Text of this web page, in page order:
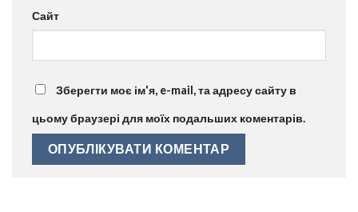
Сайт
Зберегти моє ім'я, e-mail, та адресу сайту в
цьому браузері для моїх подальших коментарів.